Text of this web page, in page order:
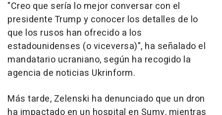
"Creo que sería lo mejor conversar con el
presidente Trump y conocer los detalles de lo
que los rusos han ofrecido a los
estadounidenses (o viceversa)", ha señalado el
mandatario ucraniano, según ha recogido la
agencia de noticias Ukrinform.
Más tarde, Zelenski ha denunciado que un dron